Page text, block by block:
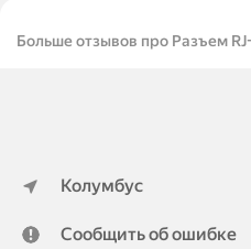
Больше отзывов про Разъем
Колумбус
Сообщить об ошибке